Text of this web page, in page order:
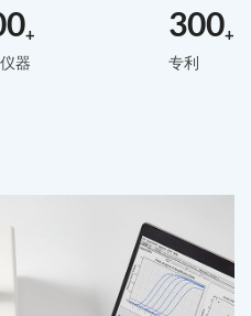
+
器
300+
专利